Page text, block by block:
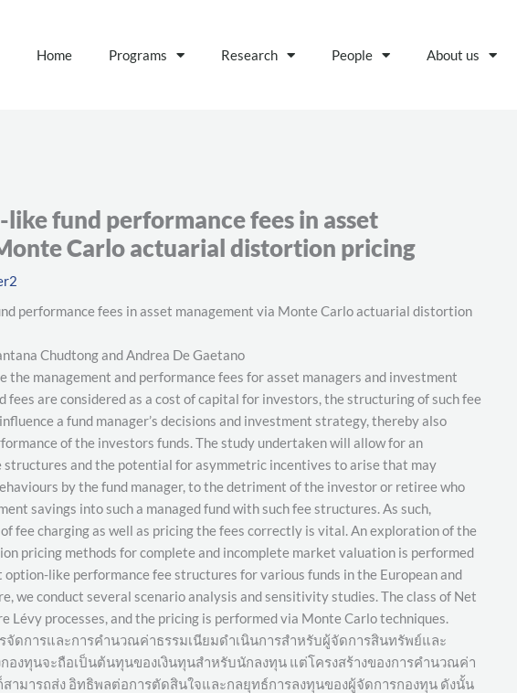
Home Programs Research People About us
fund performance fees in asset
Carlo actuarial distortion pricing
performance fees in asset management via Monte Carlo actuarial distortion
Chudtong and Andrea De Gaetano
and performance fees for asset managers and investment
fees are considered as a cost of capital for investors, the structuring of such fee
a fund manager’s decisions and investment strategy, thereby also
of the investors funds. The study undertaken will allow for an
structures and the potential for asymmetric incentives to arise that may
by the fund manager, to the detriment of the investor or retiree who
savings into such a managed fund with such fee structures. As such,
fee charging as well as pricing the fees correctly is vital. An exploration of the
pricing methods for complete and incomplete market valuation is performed
like performance fee structures for various funds in the European and
we conduct several scenario analysis and sensitivity studies. The class of Net
Lévy processes, and the pricing is performed via Monte Carlo techniques.
การและการคำนวณค่าธรรมเนียมดำเนินการสำหรับผู้จัดการสินทรัพย์และ
องทุนจะถือเป็นต้นทุนของเงินทุนสำหรับนักลงทุน แต่โครงสร้างของการคำนวณค่า
สามารถส่ง อิทธิพลต่อการตัดสินใจและกลยุทธ์การลงทุนของผู้จัดการกองทุน ดังนั้น